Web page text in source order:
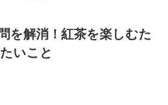
を解消！紅茶を楽しむた
いこと